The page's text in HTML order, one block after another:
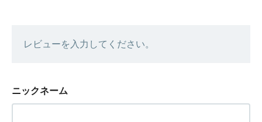
レビューを入力してください。
ニックネーム